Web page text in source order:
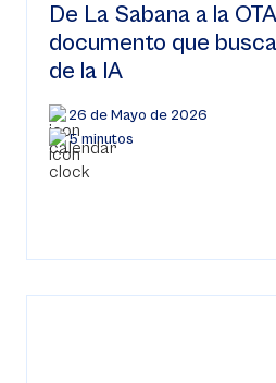
De La Sabana a la
documento que
de la IA
26 de Mayo de 2026
5 minutos